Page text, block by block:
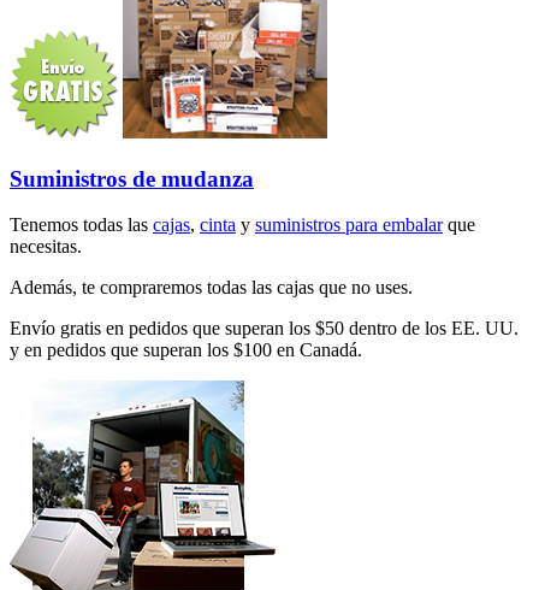
Suministros de mudanza
Tenemos todas las cajas, cinta y suministros para embalarque
necesitas.
Además, te compraremos todas las cajas que no uses.
Envío gratis en pedidos que superan los $50 dentro de los EE. UU.
y en pedidos que superan los $100 en Canadá.